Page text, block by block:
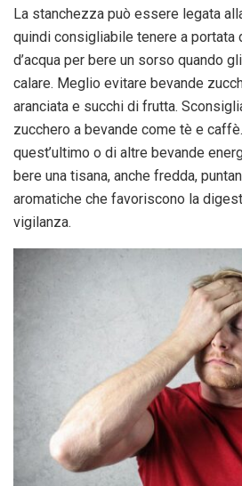
La stanchezza può essere legata
quindi consigliabile tenere a portata
d’acqua per bere un sorso quando
calare. Meglio evitare bevande
aranciata e succhi di frutta.
zucchero a bevande come tè e
quest’ultimo o di altre bevande
bere una tisana, anche fredda,
aromatiche che favoriscono la
vigilanza.